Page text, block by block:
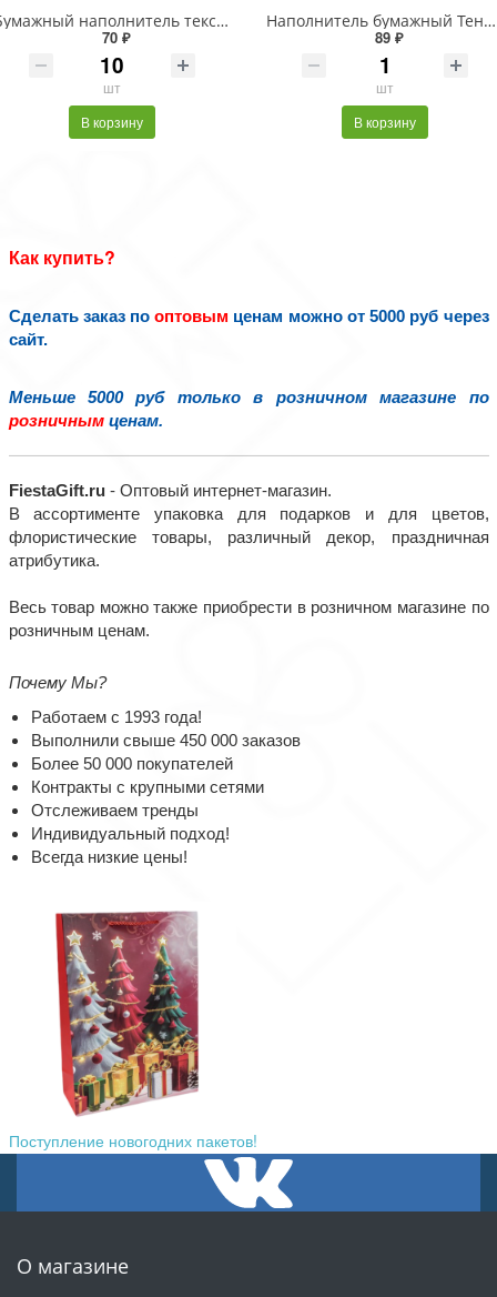
Бумажный наполнитель текстурированный - белый 4мм
70 ₽
шт
В корзину
Наполнитель бумажный Тено-зелен.арт.054,50гр 2мм
89 ₽
шт
В корзину
Как купить?
Сделать заказ пооптовым ценам можно от 5000 руб через
сайт.
Меньше 5000 руб только в розничном магазине по
розничнымценам.
FiestaGift.ru - Оптовый интернет-магазин.
В ассортименте упаковка для подарков и для цветов,
флористические товары, различный декор, праздничная
атрибутика.
Весь товар можно также приобрести в розничном магазине по
розничным ценам.
Почему Мы?
Работаем с 1993 года!
Выполнили свыше 450 000 заказов
Более 50 000 покупателей
Контракты с крупными сетями
Отслеживаем тренды
Индивидуальный подход!
Всегда низкие цены!
Поступление новогодних пакетов!
О магазине